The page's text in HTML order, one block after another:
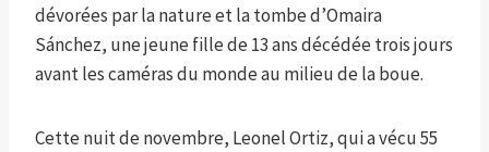
dévorées par la nature et la tombe d’Omaira
Sánchez, une jeune fille de 13 ans décédée trois jours
avant les caméras du monde au milieu de la boue.
Cette nuit de novembre, Leonel Ortiz, qui a vécu 55